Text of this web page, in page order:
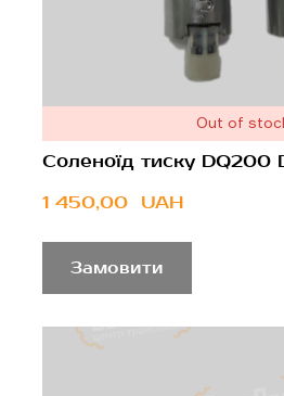
Out of
Соленоїд тиску DQ200
1 450,00  UAH
Замовити